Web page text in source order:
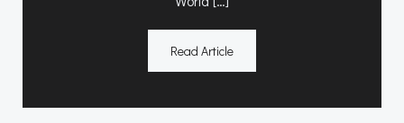
Read Article